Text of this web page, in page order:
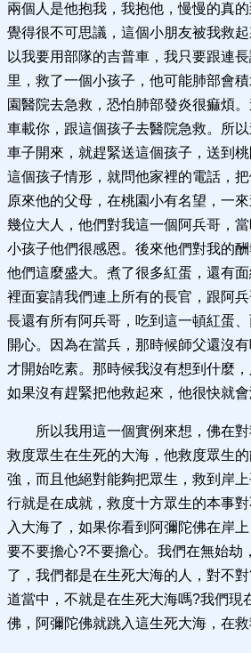
兩個人是他抱我，我抱他，慢慢的真
覺得很不可思議，這個小朋友被我救
以我要用部隊的吉普車，我只要跟連
里，救了一個小孩子，他可能肺部會
園醫院去急救，恐怕肺部發炎很痲煩
車載你，跟這個孩子去醫院急救。所
車子開來，就趕緊送這個孩子，送到
這個孩子情形，就問他家裡的電話，
原來他的父母，在桃園小有名望，一
幾位大人，他們對我這一個阿兵哥，
小孩子他們很感恩。後來他們對我的
他們這麼盛大。煮了很多紅蛋，還有
裡面宴請我們連上所有的長官，跟阿
長還有所有阿兵哥，吃到這一頓紅蛋
開心。因為在當兵，那時候師父還沒
才開始吃素。那時候我沒有想到什麼，
如果沒有趕緊把他救起來，他很快就
所以我用這一個實例來想，佛在
救度眾生在生死的大海，他救度眾生
強，而且他絕對能夠把眾生，救到岸
行就是在成就，救度十方眾生的本事
入大海了，如果你看到阿彌陀佛在岸
要不要擔心?不要擔心。我們在無始劫
了，我們都是在生死大海的人，對不
道當中，不就是在生死大海嗎?我們現
佛，阿彌陀佛就跳入這生死大海，在救